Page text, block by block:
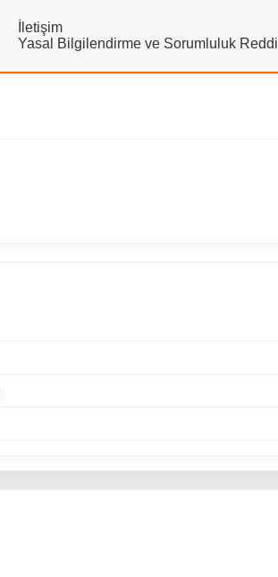
İletişim
Yasal Bilgilendirme ve Sorumluluk Reddi